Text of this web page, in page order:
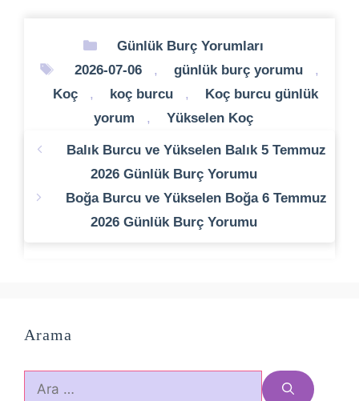
Kategoriler
Günlük Burç Yorumları
Etiketler
2026-07-06 , günlük burç yorumu
,
Koç
, koç burcu ,
Koç burcu günlük
yorum
, Yükselen Koç
Balık Burcu ve Yükselen Balık 5 Temmuz
2026 Günlük Burç Yorumu
Boğa Burcu ve Yükselen Boğa 6 Temmuz
2026 Günlük Burç Yorumu
Arama
için